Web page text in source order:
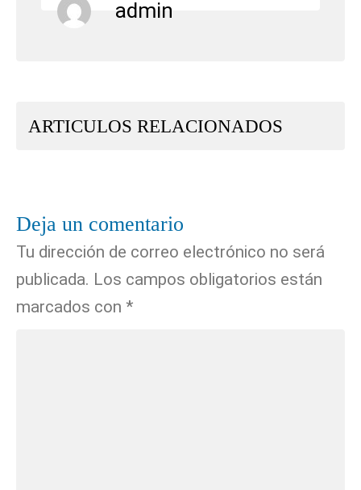
admin
ARTICULOS RELACIONADOS
Deja un comentario
Tu dirección de correo electrónico no será
publicada. Los campos obligatorios están
marcados con *